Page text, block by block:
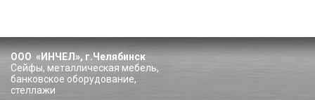
ООО «ИНЧЕЛ», г.Челябинск
Сейфы, металлическая мебель,
банковское оборудование,
стеллажи